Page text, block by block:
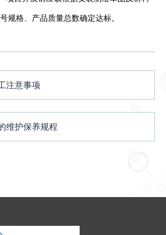
规格、产品质量总数确定达标。
注意事项
维护保养规程